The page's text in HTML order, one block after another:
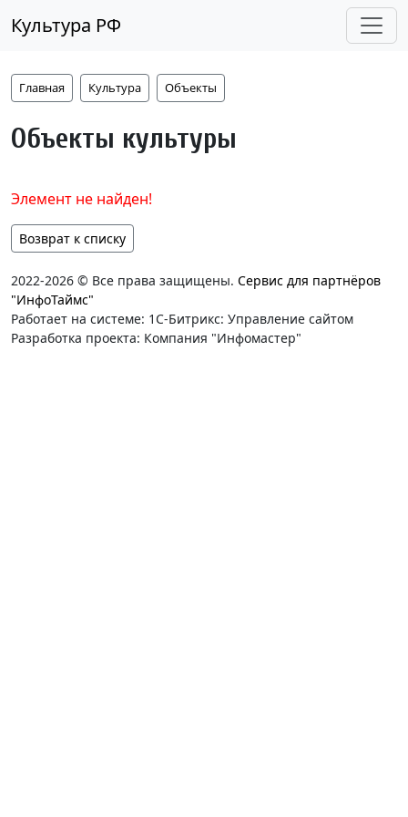
Культура РФ
Главная Культура Объекты
Объекты культуры
Элемент не найден!
Возврат к списку
2022-2026 © Все права защищены. Сервис для партнёров
"ИнфоТаймс"
Работает на системе: 1С-Битрикс: Управление сайтом
Разработка проекта: Компания "Инфомастер"